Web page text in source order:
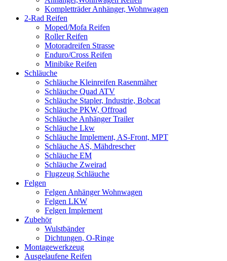
Kompletträder Anhänger, Wohnwagen
2-Rad Reifen
Moped/Mofa Reifen
Roller Reifen
Motoradreifen Strasse
Enduro/Cross Reifen
Minibike Reifen
Schläuche
Schläuche Kleinreifen Rasenmäher
Schläuche Quad ATV
Schläuche Stapler, Industrie, Bobcat
Schläuche PKW, Offroad
Schläuche Anhänger Trailer
Schläuche Lkw
Schläuche Implement, AS-Front, MPT
Schläuche AS, Mähdrescher
Schläuche EM
Schläuche Zweirad
Flugzeug Schläuche
Felgen
Felgen Anhänger Wohnwagen
Felgen LKW
Felgen Implement
Zubehör
Wulstbänder
Dichtungen, O-Ringe
Montagewerkzeug
Ausgelaufene Reifen